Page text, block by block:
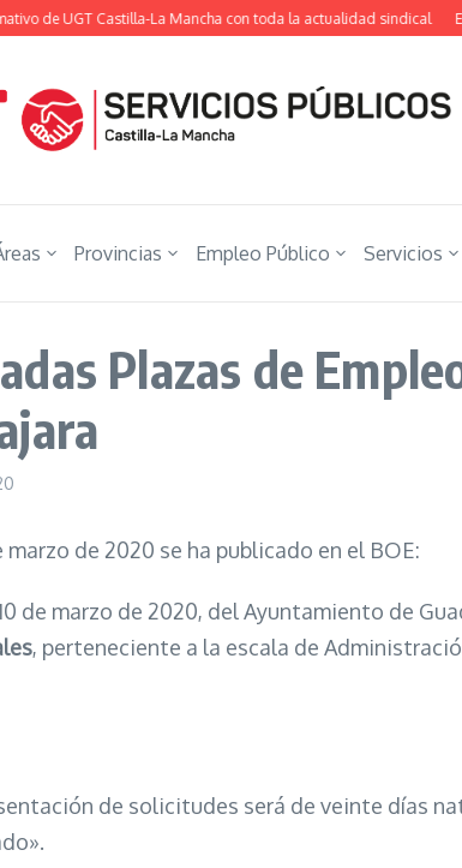
de UGT Castilla-La Mancha con toda la actualidad sindical El
Provincias Empleo Público Servicios
Plazas de
marzo de 2020 se ha publicado en el BOE:
de marzo de 2020, del Ayuntamiento de
, perteneciente a la escala de
de solicitudes será de veinte días